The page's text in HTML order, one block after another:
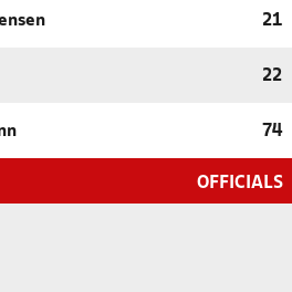
21
22
74
OFFICIALS